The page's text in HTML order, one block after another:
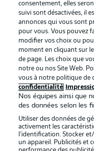
Mentions Légales
Déclaration de
confidentialité
Travaux
Impression
consentement, elles
suivi sont désactivées, il
annonces qui vous sont
pour vous. Vous pouvez
modifier vos choix ou
moment en cliquant sur
de page. Les choix que
notre ou nos Site Web.
vous à notre politique de
confidentialité
Nos équipes ainsi que
des données selon les
Utiliser des données de
activement les
l’identification. Stocker
un appareil. Publicités et